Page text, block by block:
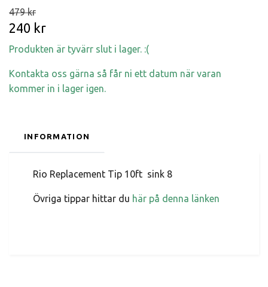
479 kr
240 kr
Produkten är tyvärr slut i lager. :(
Kontakta oss gärna så får ni ett datum när varan
kommer in i lager igen.
INFORMATION
Rio Replacement Tip 10ft sink 8
Övriga tippar hittar du här på denna länken